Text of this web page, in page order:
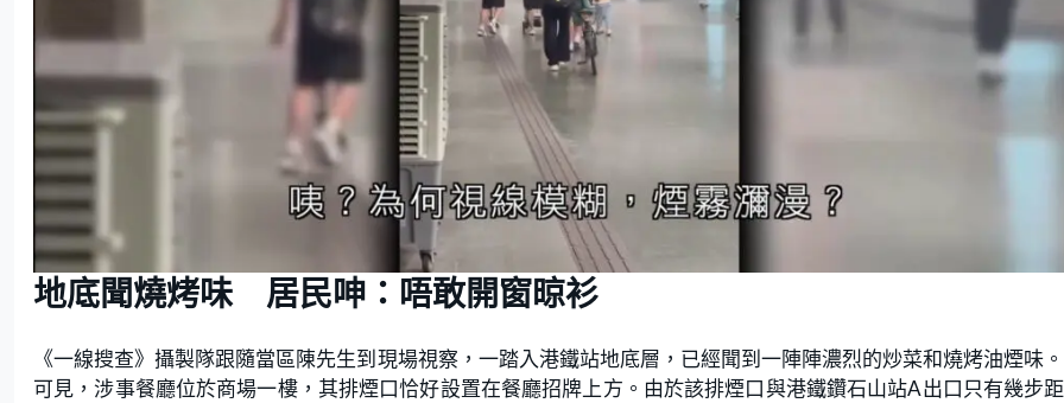
地底聞燒烤味 居民呻：唔敢開窗晾衫
《一線搜查》攝製隊跟隨當區陳先生到現場視察，一踏入港鐵站地底層，已經聞到一陣陣濃烈的炒菜和燒烤油煙味
可見，涉事餐廳位於商場一樓，其排煙口恰好設置在餐廳招牌上方。由於該排煙口與港鐵鑽石山站A出口只有幾步